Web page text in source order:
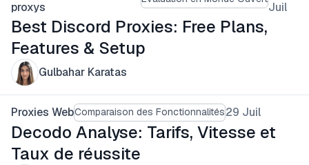
proxys
Juil
Best Discord Proxies: Free Plans,
Features & Setup
Gulbahar Karatas
Proxies WebComparaison des Fonctionnalités29 Juil
Decodo Analyse: Tarifs, Vitesse et
Taux de réussite